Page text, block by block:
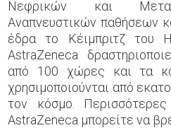
Νεφρικών και
Αναπνευστικών παθήσεων
έδρα το Κέιμπριτζ του
AstraZeneca
από 100 χώρες και τα
χρησιμοποιούνται από
τον κόσμο.
AstraZeneca μπορείτε να